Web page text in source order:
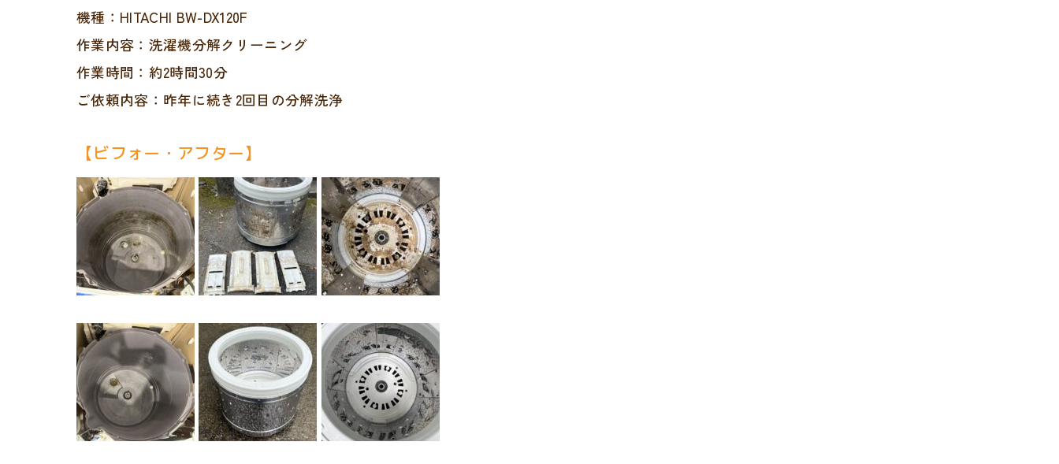
機種：HITACHI BW-DX120F
作業内容：洗濯機分解クリーニング
作業時間：約2時間30分
ご依頼内容：昨年に続き2回目の分解洗浄
【ビフォー・アフター】